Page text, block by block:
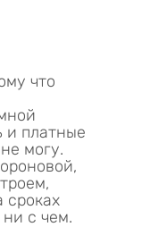
что
и платные
могу.
сроках
с чем.